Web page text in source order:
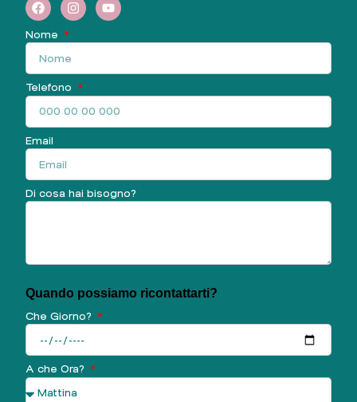
Nome
Telefono
Email
Di cosa hai bisogno?
Quando possiamo ricontattarti?
Che Giorno?
A che Ora?